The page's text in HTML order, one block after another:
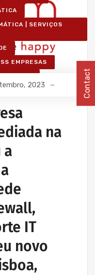
| SERVIÇOS
EMPRESAS
2023
na
a
IT
novo
Contact